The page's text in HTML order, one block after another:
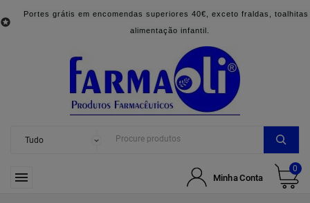

Portes grátis em encomendas superiores 40€, exceto fraldas, toalhitas
alimentação infantil.
 Minha Conta
0